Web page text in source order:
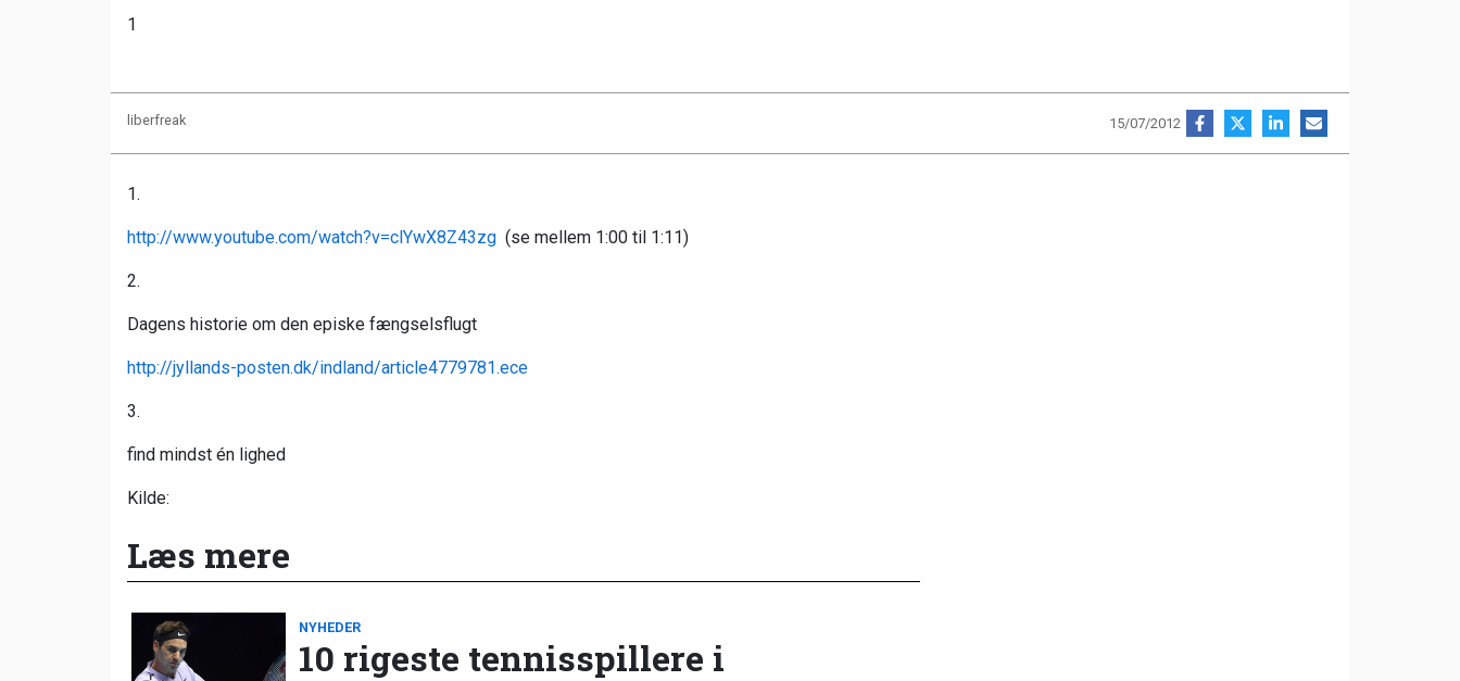
1
liberfreak 15/07/2012
1.
http://www.youtube.com/watch?v=clYwX8Z43zg (se mellem 1:00 til 1:11)
2.
Dagens historie om den episke fængselsflugt
http://jyllands-posten.dk/indland/article4779781.ece
3.
find mindst én lighed
Kilde:
Læs mere
NYHEDER
10 rigeste tennisspillere i